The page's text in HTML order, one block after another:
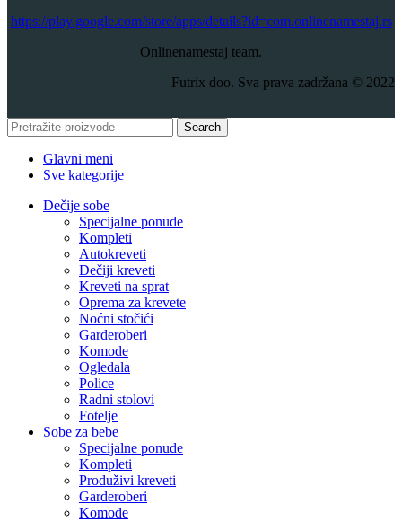
​https://play.google.com/store/apps/details?id=com.onlinenamestaj.rs
Onlinenamestaj team.
Futrix doo. Sva prava zadržana © 2022
Search
Glavni meni
Sve kategorije
Dečije sobe
Specijalne ponude
Kompleti
Autokreveti
Dečiji kreveti
Kreveti na sprat
Oprema za krevete
Noćni stočići
Garderoberi
Komode
Ogledala
Police
Radni stolovi
Fotelje
Sobe za bebe
Specijalne ponude
Kompleti
Produživi kreveti
Garderoberi
Komode